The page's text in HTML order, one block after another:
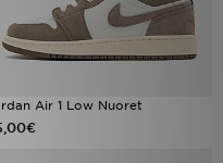
Air 1 Low Nuoret